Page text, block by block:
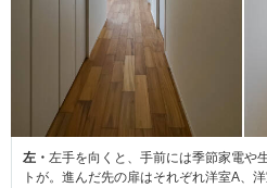
左・ 左手を向くと、手前には季節家電や
トが。進んだ先の扉はそれぞれ洋室A、